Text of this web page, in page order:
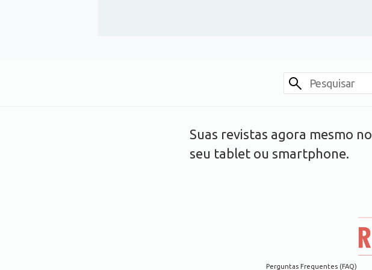
Suas revistas agora mesmo no
seu tablet ou smartphone.
Perguntas Frequentes (FAQ)